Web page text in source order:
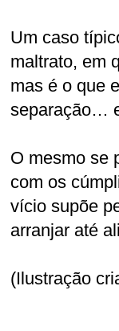
Um caso
maltrato, em
mas é o que
separação…
O mesmo se
com os
vício supõe
arranjar até
(Ilustração